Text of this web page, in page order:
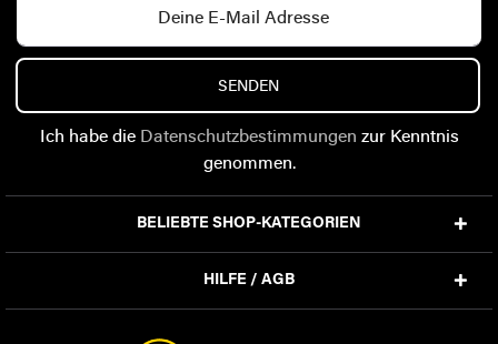
SENDEN
Ich habe die Datenschutzbestimmungen zur Kenntnis
genommen.
BELIEBTE SHOP-KATEGORIEN
HILFE / AGB